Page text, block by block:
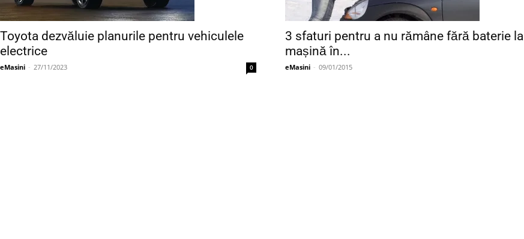
Toyota dezvăluie planurile pentru vehiculele
electrice
eMasini - 27/11/2023 0
3 sfaturi pentru a nu rămâne fără baterie la
mașină în...
eMasini - 09/01/2015